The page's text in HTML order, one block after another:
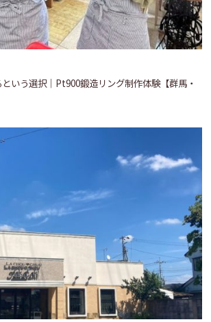
いう選択｜Pt900鍛造リング制作体験【群馬・